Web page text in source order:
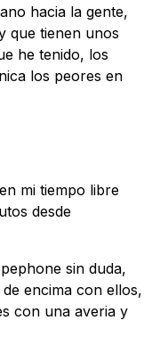
hacia la gente,
que tienen unos
he tenido, los
los peores en
mi tiempo libre
desde
sin duda,
encima con ellos,
con una averia y